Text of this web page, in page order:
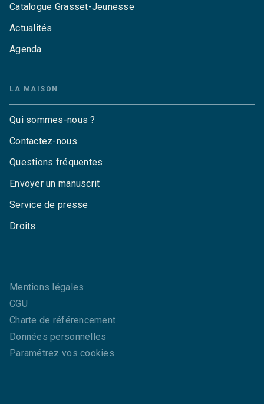
Catalogue Grasset-Jeunesse
Actualités
Agenda
LA MAISON
Qui sommes-nous ?
Contactez-nous
Questions fréquentes
Envoyer un manuscrit
Service de presse
Droits
Mentions légales
CGU
Charte de référencement
Données personnelles
Paramétrez vos cookies